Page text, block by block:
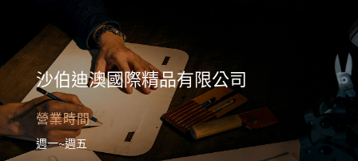
沙伯迪澳國際精品有限公司
營業時間
週一~週五